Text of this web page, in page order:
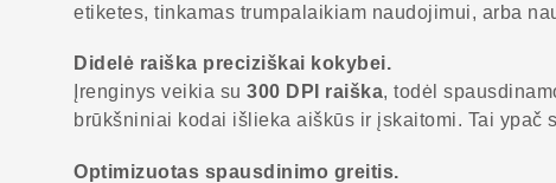
etiketes, tinkamas trumpalaikiam naudojimui, arba
Didelė raiška preciziškai kokybei.
Įrenginys veikia su 300 DPI raiška, todėl
brūkšniniai kodai išlieka aiškūs ir įskaitomi. Tai ypač
Optimizuotas spausdinimo greitis.